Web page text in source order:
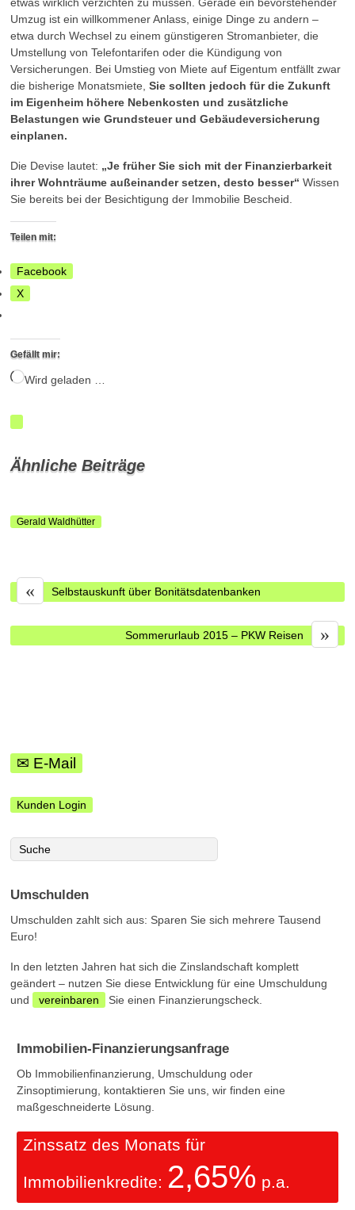
Umzug ist ein willkommener Anlass, einige Dinge zu andern –
etwa durch Wechsel zu einem günstigeren Stromanbieter, die
Umstellung von Telefontarifen oder die Kündigung von
Versicherungen. Bei Umstieg von Miete auf Eigentum entfällt zwar
die bisherige Monatsmiete,Sie sollten jedoch für die Zukunft
im Eigenheim höhere Nebenkosten und zusätzliche
Belastungen wie Grundsteuer und Gebäudeversicherung
einplanen.
Die Devise lautet: „Je früher Sie sich mit der Finanzierbarkeit
ihrer Wohnträume außeinander setzen, desto besser“ Wissen
Sie bereits bei der Besichtigung der Immobilie Bescheid.
Teilen mit:
Facebook
X
Gefällt mir:
Wird geladen …
Ähnliche Beiträge
Gerald Waldhütter
« Selbstauskunft über Bonitätsdatenbanken
»
Sommerurlaub 2015 – PKW Reisen
✉ E-Mail
Kunden Login
Umschulden
Umschulden zahlt sich aus: Sparen Sie sich mehrere Tausend
Euro!
In den letzten Jahren hat sich die Zinslandschaft komplett
geändert – nutzen Sie diese Entwicklung für eine Umschuldung
und
vereinbaren Sie einen Finanzierungscheck.
Immobilien-Finanzierungsanfrage
Ob Immobilienfinanzierung, Umschuldung oder
Zinsoptimierung, kontaktieren Sie uns, wir finden eine
maßgeschneiderte Lösung.
Zinssatz des Monats für
Immobilienkredite: 2,65% p.a.